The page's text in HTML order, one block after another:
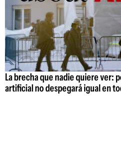
La brecha que nadie quiere ver:
artificial no despegará igual en